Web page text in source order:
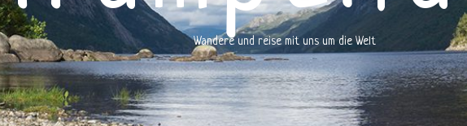
Wandere und reise mit uns um die Welt